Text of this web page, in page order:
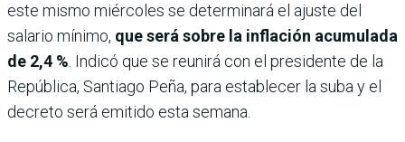
este mismo miércoles se determinará el ajuste del
salario mínimo, que será sobre la inflación acumulada
de 2,4 %. Indicó que se reunirá con el presidente de la
República, Santiago Peña, para establecer la suba y el
decreto será emitido esta semana.